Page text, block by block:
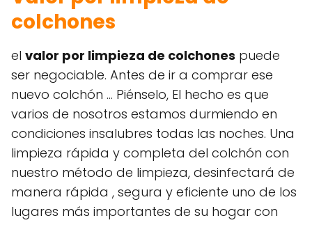
colchones
el valor por limpieza de colchones puede
ser negociable. Antes de ir a comprar ese
nuevo colchón ... Piénselo, El hecho es que
varios de nosotros estamos durmiendo en
condiciones insalubres todas las noches. Una
limpieza rápida y completa del colchón con
nuestro método de limpieza, desinfectará de
manera rápida , segura y eficiente uno de los
lugares más importantes de su hogar con